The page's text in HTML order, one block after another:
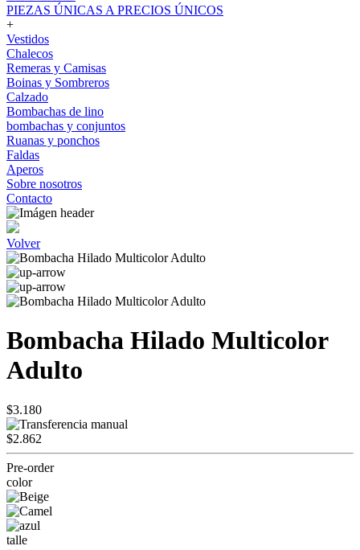
PIEZAS ÚNICAS A PRECIOS ÚNICOS
+
Vestidos
Chalecos
Remeras y Camisas
Boinas y Sombreros
Calzado
Bombachas de lino
bombachas y conjuntos
Ruanas y ponchos
Faldas
Aperos
Sobre nosotros
Contacto
Volver
Bombacha Hilado Multicolor
Adulto
$3.180
$2.862
Pre-order
color
talle